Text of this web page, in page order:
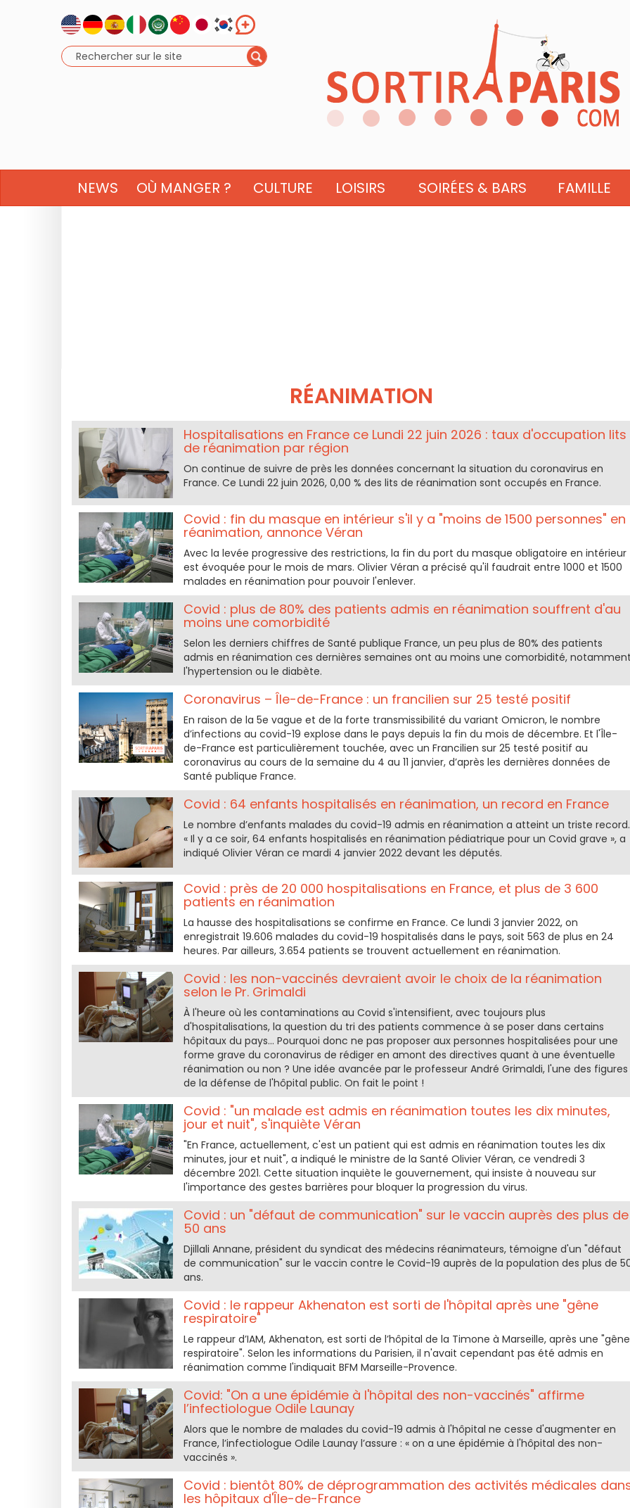
NEWS OÙ MANGER ? CULTURE LOISIRS SOIRÉES & BARS FAMILLE
RÉANIMATION
Hospitalisations en France ce Lundi 22 juin 2026 : taux d'occupation lits
de réanimation par région
On continue de suivre de près les données concernant la situation du coronavirus en
France. Ce Lundi 22 juin 2026, 0,00 % des lits de réanimation sont occupés en France.
Covid : fin du masque en intérieur s'il y a "moins de 1500 personnes" en
réanimation, annonce Véran
Avec la levée progressive des restrictions, la fin du port du masque obligatoire en intérieur
est évoquée pour le mois de mars. Olivier Véran a précisé qu'il faudrait entre 1000 et 1500
malades en réanimation pour pouvoir l'enlever.
Covid : plus de 80% des patients admis en réanimation souffrent d'au
moins une comorbidité
Selon les derniers chiffres de Santé publique France, un peu plus de 80% des patients
admis en réanimation ces dernières semaines ont au moins une comorbidité,
l'hypertension ou le diabète.
Coronavirus – Île-de-France : un francilien sur 25 testé positif
En raison de la 5e vague et de la forte transmissibilité du variant Omicron, le nombre
d’infections au covid-19 explose dans le pays depuis la fin du mois de décembre. Et l'Île-
de-France est particulièrement touchée, avec un Francilien sur 25 testé positif au
coronavirus au cours de la semaine du 4 au 11 janvier, d’après les dernières données de
Santé publique France.
Covid : 64 enfants hospitalisés en réanimation, un record en France
Le nombre d’enfants malades du covid-19 admis en réanimation a atteint un triste record.
« Il y a ce soir, 64 enfants hospitalisés en réanimation pédiatrique pour un Covid grave », a
indiqué Olivier Véran ce mardi 4 janvier 2022 devant les députés.
Covid : près de 20 000 hospitalisations en France, et plus de 3 600
patients en réanimation
La hausse des hospitalisations se confirme en France. Ce lundi 3 janvier 2022, on
enregistrait 19.606 malades du covid-19 hospitalisés dans le pays, soit 563 de plus en 24
heures. Par ailleurs, 3.654 patients se trouvent actuellement en réanimation.
Covid : les non-vaccinés devraient avoir le choix de la réanimation
selon le Pr. Grimaldi
À l'heure où les contaminations au Covid s'intensifient, avec toujours plus
d'hospitalisations, la question du tri des patients commence à se poser dans certains
hôpitaux du pays... Pourquoi donc ne pas proposer aux personnes hospitalisées pour une
forme grave du coronavirus de rédiger en amont des directives quant à une éventuelle
réanimation ou non ? Une idée avancée par le professeur André Grimaldi, l'une des figures
de la défense de l'hôpital public. On fait le point !
Covid : "un malade est admis en réanimation toutes les dix minutes,
jour et nuit", s'inquiète Véran
"En France, actuellement, c'est un patient qui est admis en réanimation toutes les dix
minutes, jour et nuit", a indiqué le ministre de la Santé Olivier Véran, ce vendredi 3
décembre 2021. Cette situation inquiète le gouvernement, qui insiste à nouveau sur
l'importance des gestes barrières pour bloquer la progression du virus.
Covid : un "défaut de communication" sur le vaccin auprès des plus de
50 ans
Djillali Annane, président du syndicat des médecins réanimateurs, témoigne d'un "défaut
de communication" sur le vaccin contre le Covid-19 auprès de la population des plus de
ans.
Covid : le rappeur Akhenaton est sorti de l'hôpital après une "gêne
respiratoire"
Le rappeur d’IAM, Akhenaton, est sorti de l’hôpital de la Timone à Marseille, après une "gêne
respiratoire". Selon les informations du Parisien, il n'avait cependant pas été admis en
réanimation comme l'indiquait BFM Marseille-Provence.
Covid: "On a une épidémie à l'hôpital des non-vaccinés" affirme
l’infectiologue Odile Launay
Alors que le nombre de malades du covid-19 admis à l'hôpital ne cesse d'augmenter en
France, l’infectiologue Odile Launay l’assure : « on a une épidémie à l'hôpital des non-
vaccinés ».
Covid : bientôt 80% de déprogrammation des activités médicales
les hôpitaux d'Île-de-France